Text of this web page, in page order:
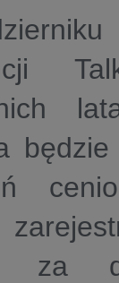
będzie
za